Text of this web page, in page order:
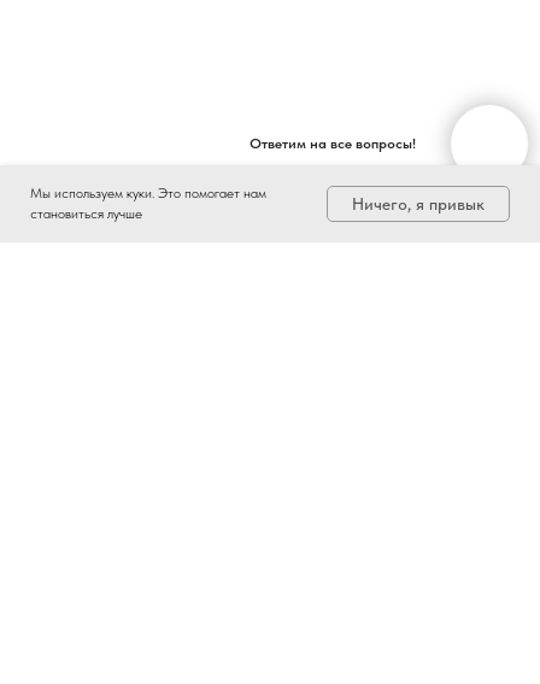
Мы используем куки. Это помогает нам
становиться лучше
Ничего, я привык
Ответим на все вопросы!